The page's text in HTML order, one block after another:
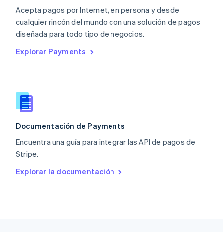
Acepta pagos por Internet, en persona y desde
cualquier rincón del mundo con una solución de pagos
diseñada para todo tipo de negocios.
Explorar Payments
Documentación de Payments
Encuentra una guía para integrar las API de pagos de
Stripe.
Explorar la documentación
English
Nueva Zelanda
English
NederlandsEnglish
Português
RAE de Hong Kong, China
Reino Unido
República Checa
English
English